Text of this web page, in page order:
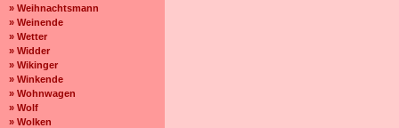
» Weihnachtsmann
» Weinende
» Wetter
» Widder
» Wikinger
» Winkende
» Wohnwagen
» Wolf
» Wolken